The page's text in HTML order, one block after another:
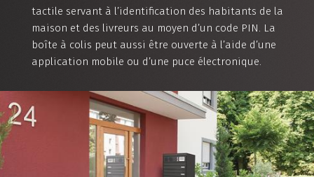
tactile servant à l’identification des habitants de la
maison et des livreurs au moyen d’un code PIN. La
boîte à colis peut aussi être ouverte à l’aide d’une
application mobile ou d’une puce électronique.